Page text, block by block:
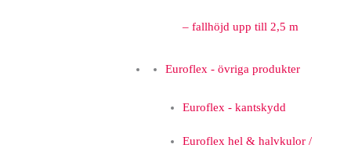
– fallhöjd upp till 2,5 m
Euroflex - övriga produkter
Euroflex - kantskydd
Euroflex hel & halvkulor /